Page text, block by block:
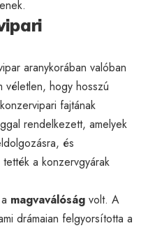
aranykorában valóban
hogy hosszú
fajtának
rendelkezett, amelyek
és
a konzervgyárak
magvaválóság volt. A
drámaian felgyorsította a